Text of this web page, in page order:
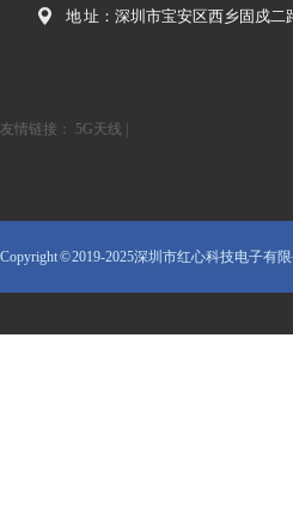
地 址：深圳市宝安区西乡固戍
友情链接： 5G天线
Copyright © 2019-2025深圳市红心科技电子有